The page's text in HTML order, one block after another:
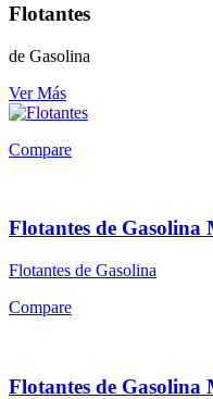
Flotantes
de Gasolina
Ver Más
Compare
Flotantes de
Flotantes de Gasolina
Compare
Flotantes de